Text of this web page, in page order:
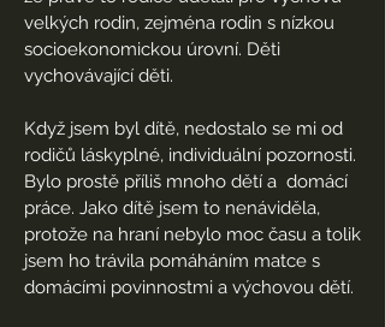
velkých rodin, zejména rodin s nízkou
socioekonomickou úrovní. Děti
vychovávající děti.
Když jsem byl dítě, nedostalo se mi od
rodičů láskyplné, individuální pozornosti.
Bylo prostě příliš mnoho dětí a domácí
práce. Jako dítě jsem to nenáviděla,
protože na hraní nebylo moc času a tolik
jsem ho trávila pomáháním matce s
domácími povinnostmi a výchovou dětí.